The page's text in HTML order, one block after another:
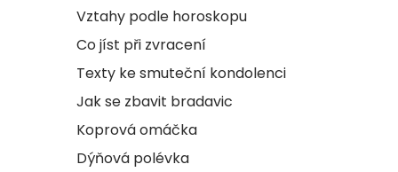
Vztahy podle horoskopu
Co jíst při zvracení
Texty ke smuteční kondolenci
Jak se zbavit bradavic
Koprová omáčka
Dýňová polévka